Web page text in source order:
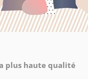
plus haute qualité